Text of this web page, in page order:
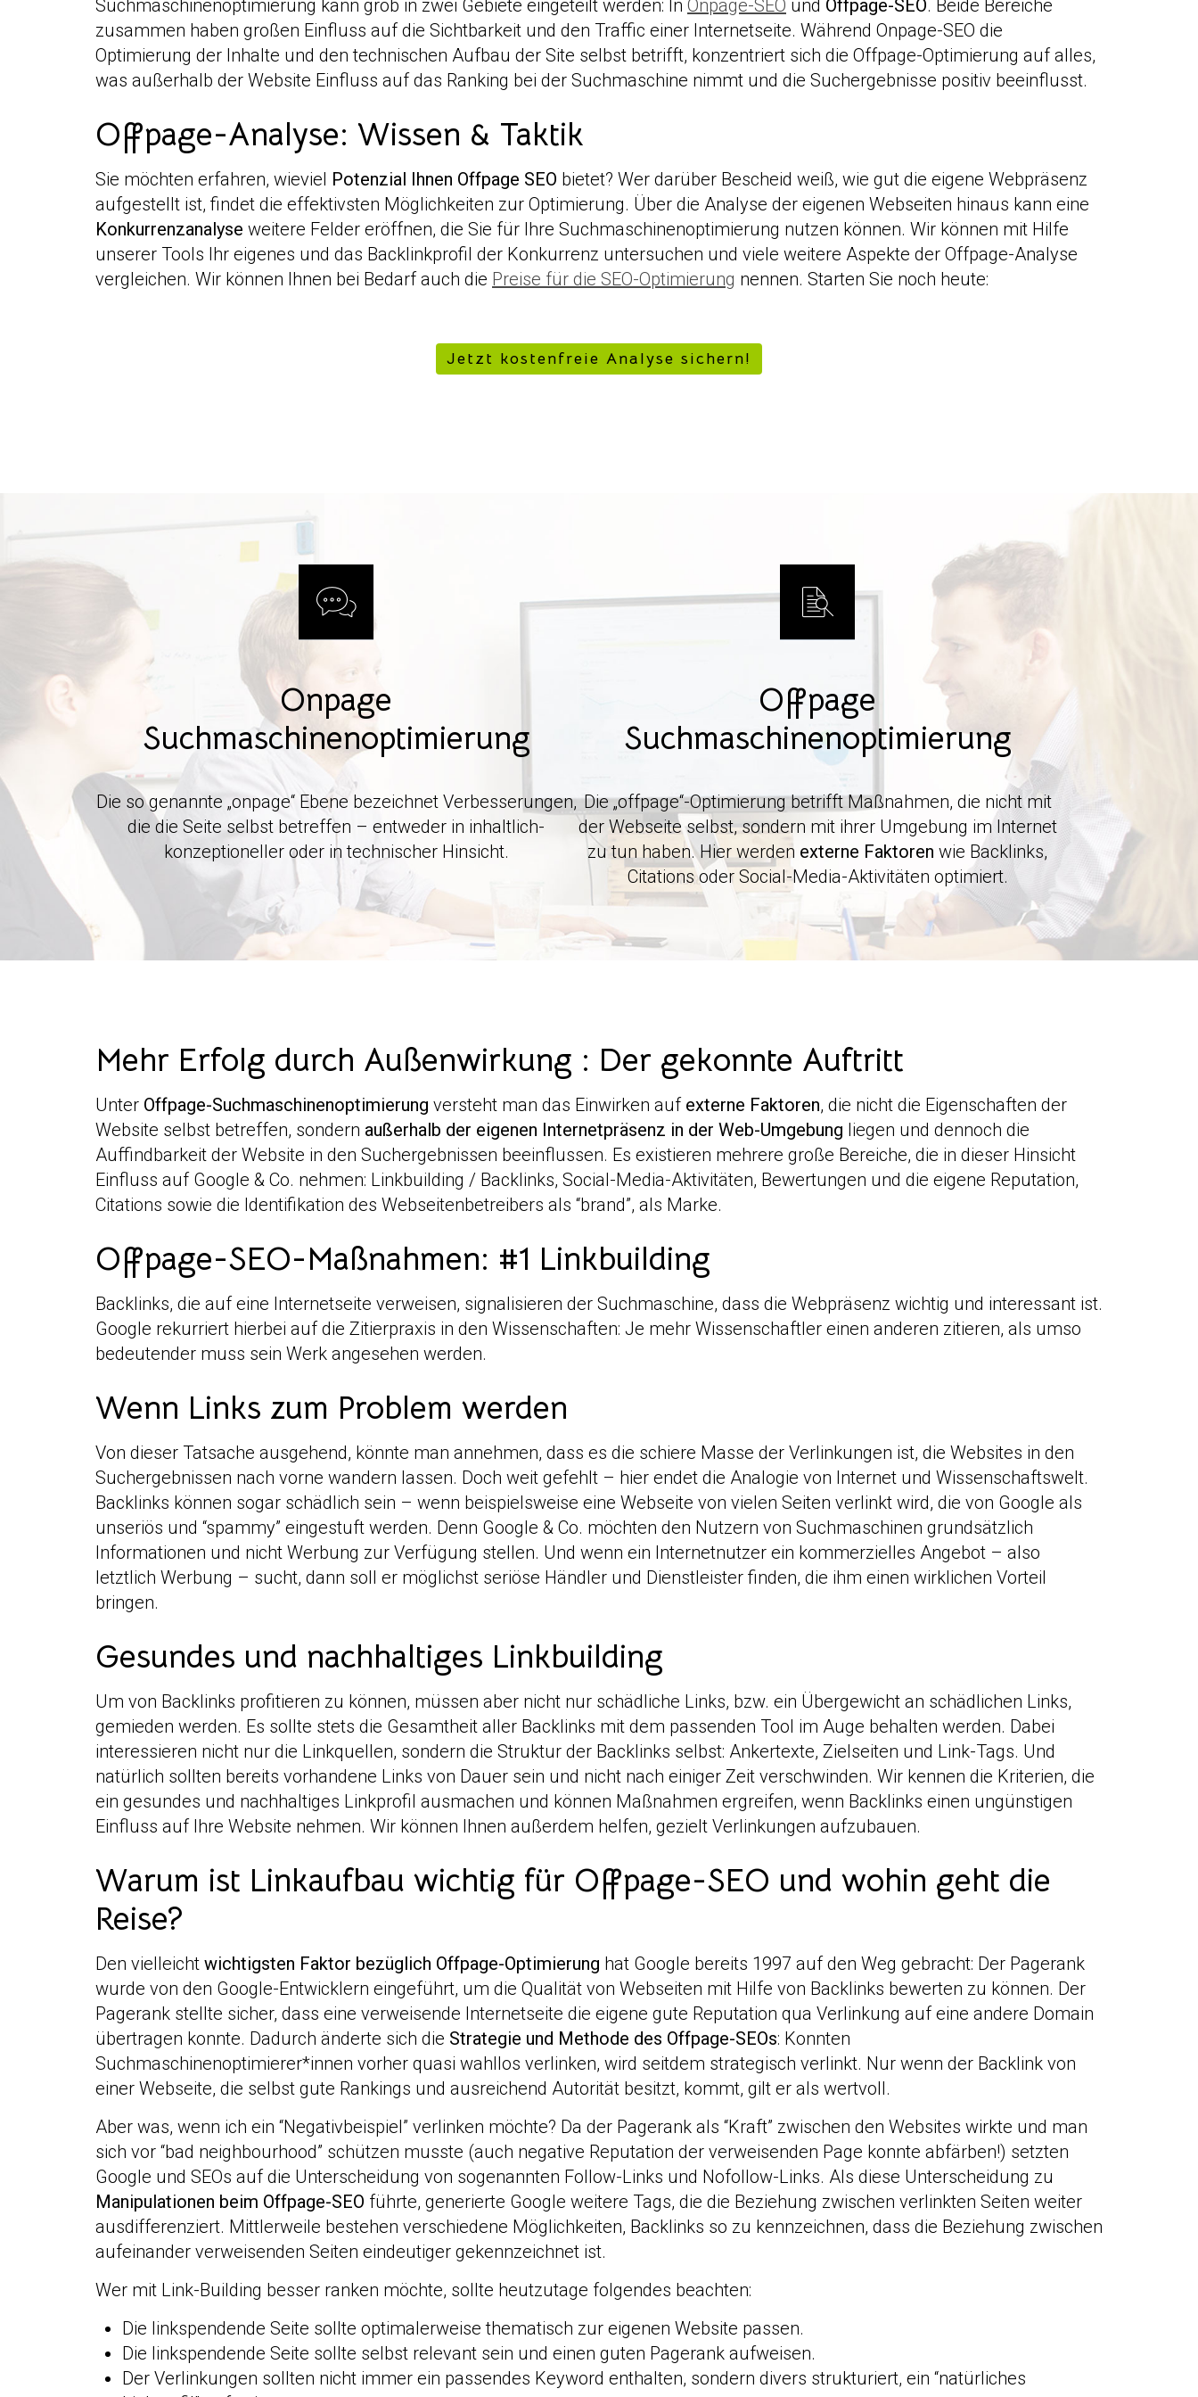
Suchmaschinenoptimierung kann grob in zwei Gebiete eingeteilt werden: In Onpage-SEO und Offpage-SEO. Beide Bereiche
zusammen haben großen Einfluss auf die Sichtbarkeit und den Traffic einer Internetseite. Während Onpage-SEO die
Optimierung der Inhalte und den technischen Aufbau der Site selbst betrifft, konzentriert sich die Offpage-Optimierung auf alles,
was außerhalb der Website Einfluss auf das Ranking bei der Suchmaschine nimmt und die Suchergebnisse positiv beeinflusst.
Offpage-Analyse: Wissen & Taktik
Sie möchten erfahren, wieviel Potenzial Ihnen Offpage SEO bietet? Wer darüber Bescheid weiß, wie gut die eigene Webpräsenz
aufgestellt ist, findet die effektivsten Möglichkeiten zur Optimierung. Über die Analyse der eigenen Webseiten hinaus kann eine
Konkurrenzanalyse weitere Felder eröffnen, die Sie für Ihre Suchmaschinenoptimierung nutzen können. Wir können mit Hilfe
unserer Tools Ihr eigenes und das Backlinkprofil der Konkurrenz untersuchen und viele weitere Aspekte der Offpage-Analyse
vergleichen. Wir können Ihnen bei Bedarf auch die Preise für die SEO-Optimierung nennen. Starten Sie noch heute:
Jetzt kostenfreie Analyse sichern!
Onpage
Suchmaschinenoptimierung
Die so genannte „onpage“ Ebene bezeichnet Verbesserungen,
die die Seite selbst betreffen – entweder in inhaltlich-
konzeptioneller oder in technischer Hinsicht.
Offpage
Suchmaschinenoptimierung
Die „offpage“-Optimierung betrifft Maßnahmen, die nicht mit
der Webseite selbst, sondern mit ihrer Umgebung im Internet
zu tun haben. Hier werden externe Faktoren wie Backlinks,
Citations oder Social-Media-Aktivitäten optimiert.
Mehr Erfolg durch Außenwirkung : Der gekonnte Auftritt
Unter Offpage-Suchmaschinenoptimierung versteht man das Einwirken auf externe Faktoren, die nicht die Eigenschaften der
Website selbst betreffen, sondern außerhalb der eigenen Internetpräsenz in der Web-Umgebung liegen und dennoch die
Auffindbarkeit der Website in den Suchergebnissen beeinflussen. Es existieren mehrere große Bereiche, die in dieser Hinsicht
Einfluss auf Google & Co. nehmen: Linkbuilding / Backlinks, Social-Media-Aktivitäten, Bewertungen und die eigene Reputation,
Citations sowie die Identifikation des Webseitenbetreibers als “brand”, als Marke.
Offpage-SEO-Maßnahmen: #1 Linkbuilding
Backlinks, die auf eine Internetseite verweisen, signalisieren der Suchmaschine, dass die Webpräsenz wichtig und interessant ist.
Google rekurriert hierbei auf die Zitierpraxis in den Wissenschaften: Je mehr Wissenschaftler einen anderen zitieren, als umso
bedeutender muss sein Werk angesehen werden.
Wenn Links zum Problem werden
Von dieser Tatsache ausgehend, könnte man annehmen, dass es die schiere Masse der Verlinkungen ist, die Websites in den
Suchergebnissen nach vorne wandern lassen. Doch weit gefehlt – hier endet die Analogie von Internet und Wissenschaftswelt.
Backlinks können sogar schädlich sein – wenn beispielsweise eine Webseite von vielen Seiten verlinkt wird, die von Google als
unseriös und “spammy” eingestuft werden. Denn Google & Co. möchten den Nutzern von Suchmaschinen grundsätzlich
Informationen und nicht Werbung zur Verfügung stellen. Und wenn ein Internetnutzer ein kommerzielles Angebot – also
letztlich Werbung – sucht, dann soll er möglichst seriöse Händler und Dienstleister finden, die ihm einen wirklichen Vorteil
bringen.
Gesundes und nachhaltiges Linkbuilding
Um von Backlinks profitieren zu können, müssen aber nicht nur schädliche Links, bzw. ein Übergewicht an schädlichen Links,
gemieden werden. Es sollte stets die Gesamtheit aller Backlinks mit dem passenden Tool im Auge behalten werden. Dabei
interessieren nicht nur die Linkquellen, sondern die Struktur der Backlinks selbst: Ankertexte, Zielseiten und Link-Tags. Und
natürlich sollten bereits vorhandene Links von Dauer sein und nicht nach einiger Zeit verschwinden. Wir kennen die Kriterien, die
ein gesundes und nachhaltiges Linkprofil ausmachen und können Maßnahmen ergreifen, wenn Backlinks einen ungünstigen
Einfluss auf Ihre Website nehmen. Wir können Ihnen außerdem helfen, gezielt Verlinkungen aufzubauen.
Warum ist Linkaufbau wichtig für Offpage-SEO und wohin geht die
Reise?
Den vielleicht wichtigsten Faktor bezüglich Offpage-Optimierung hat Google bereits 1997 auf den Weg gebracht: Der Pagerank
wurde von den Google-Entwicklern eingeführt, um die Qualität von Webseiten mit Hilfe von Backlinks bewerten zu können. Der
Pagerank stellte sicher, dass eine verweisende Internetseite die eigene gute Reputation qua Verlinkung auf eine andere Domain
übertragen konnte. Dadurch änderte sich die Strategie und Methode des Offpage-SEOs: Konnten
Suchmaschinenoptimierer*innen vorher quasi wahllos verlinken, wird seitdem strategisch verlinkt. Nur wenn der Backlink von
einer Webseite, die selbst gute Rankings und ausreichend Autorität besitzt, kommt, gilt er als wertvoll.
Aber was, wenn ich ein “Negativbeispiel” verlinken möchte? Da der Pagerank als “Kraft” zwischen den Websites wirkte und man
sich vor “bad neighbourhood” schützen musste (auch negative Reputation der verweisenden Page konnte abfärben!) setzten
Google und SEOs auf die Unterscheidung von sogenannten Follow-Links und Nofollow-Links. Als diese Unterscheidung zu
Manipulationen beim Offpage-SEO führte, generierte Google weitere Tags, die die Beziehung zwischen verlinkten Seiten weiter
ausdifferenziert. Mittlerweile bestehen verschiedene Möglichkeiten, Backlinks so zu kennzeichnen, dass die Beziehung zwischen
aufeinander verweisenden Seiten eindeutiger gekennzeichnet ist.
Wer mit Link-Building besser ranken möchte, sollte heutzutage folgendes beachten:
Die linkspendende Seite sollte optimalerweise thematisch zur eigenen Website passen.
Die linkspendende Seite sollte selbst relevant sein und einen guten Pagerank aufweisen.
Der Verlinkungen sollten nicht immer ein passendes Keyword enthalten, sondern divers strukturiert, ein “natürliches